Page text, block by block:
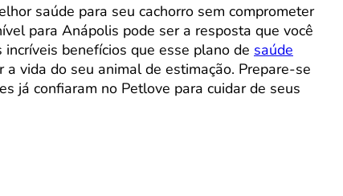
saúde para seu cachorro sem comprometer
para Anápolis pode ser a resposta que você
benefícios que esse plano de saúde
vida do seu animal de estimação. Prepare-se
já confiaram no Petlove para cuidar de seus